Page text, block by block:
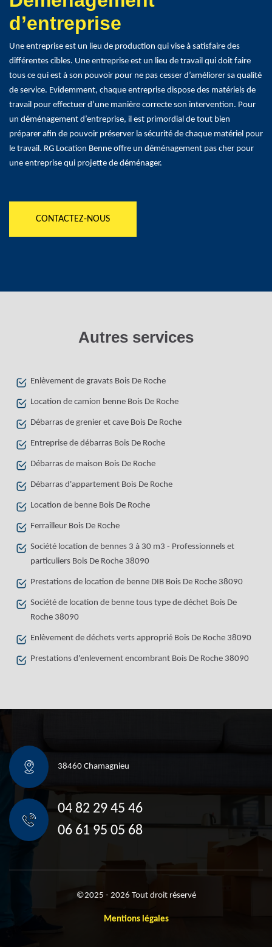
d’entreprise
Une entreprise est un lieu de production qui vise à satisfaire des
différentes cibles. Une entreprise est un lieu de travail qui doit faire
tous ce qui est à son pouvoir pour ne pas cesser d’améliorer sa qualité
de service. Evidemment, chaque entreprise dispose des matériels de
travail pour effectuer d’une manière correcte son intervention. Pour
un déménagement d’entreprise, il est primordial de tout bien
préparer afin de pouvoir préserver la sécurité de chaque matériel pour
le travail. RG Location Benne offre un déménagement pas cher pour
une entreprise qui projette de déménager.
CONTACTEZ-NOUS
Autres services
Enlèvement de gravats Bois De Roche
Location de camion benne Bois De Roche
Débarras de grenier et cave Bois De Roche
Entreprise de débarras Bois De Roche
Débarras de maison Bois De Roche
Débarras d'appartement Bois De Roche
Location de benne Bois De Roche
Ferrailleur Bois De Roche
Société location de bennes 3 à 30 m3 - Professionnels et
particuliers Bois De Roche 38090
Prestations de location de benne DIB Bois De Roche 38090
Société de location de benne tous type de déchet Bois De
Roche 38090
Enlèvement de déchets verts approprié Bois De Roche 38090
Prestations d'enlevement encombrant Bois De Roche 38090
38460 Chamagnieu
04 82 29 45 46
06 61 95 05 68
©2025 - 2026 Tout droit réservé
Mentions légales